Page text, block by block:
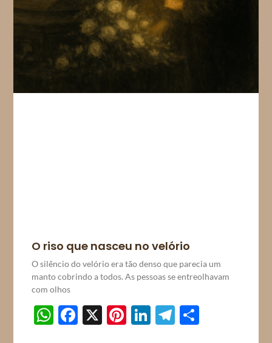
O riso que nasceu no velório
O silêncio do velório era tão denso que parecia um
manto cobrindo a todos. As pessoas se entreolhavam
com olhos
WhatsApp
Facebook
X Pinterest
LinkedIn
Telegram